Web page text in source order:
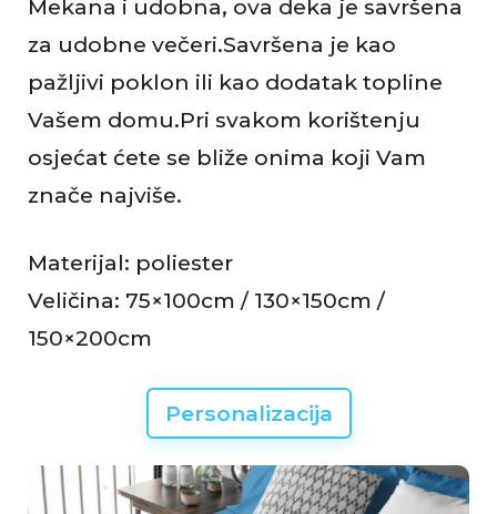
Mekana i udobna, ova deka je savršena
za udobne večeri.Savršena je kao
pažljivi poklon ili kao dodatak topline
Vašem domu.Pri svakom korištenju
osjećat ćete se bliže onima koji Vam
znače najviše.
Materijal: poliester
Veličina: 75×100cm / 130×150cm /
150×200cm
Personalizacija